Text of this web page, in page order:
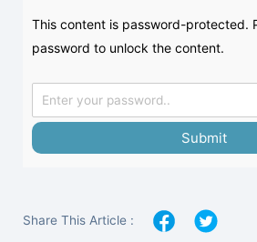
This content is password-protected.
password to unlock the content.
Submit
Share This Article :